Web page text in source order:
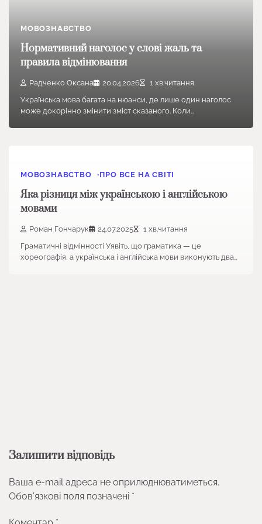
МОВОЗНАВСТВО
Нормативний наголос у слові жаль та
правила відмінювання
Радченко Оксана 20.04.2026
1 хв.читання
Українська мова багата на нюанси, де лише один наголос
може докорінно змінити зміст сказаного. Коли…
МОВОЗНАВСТВО ПРО ВСЕ НА СВІТІ
Яка різниця між українською і англійською
мовами
Роман Гончарук 24.07.2025
1 хв.читання
Граматичні відмінності Уявіть, що граматика — це
хореографія, а українська і англійська мови виконують два…
Залишити відповідь
Ваша e-mail адреса не оприлюднюватиметься.
Обов’язкові поля позначені *